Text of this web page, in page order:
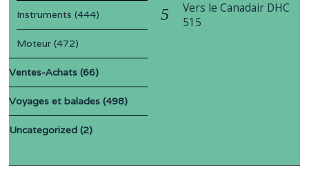
Instruments (444)
Moteur (472)
Ventes-Achats (66)
Voyages et balades (498)
Uncategorized (2)
Vers le Canadair DHC
515